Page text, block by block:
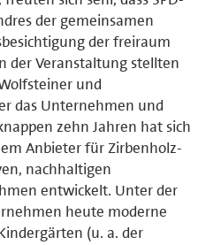
der gemeinsamen
der freiraum
der Veranstaltung stellten
und
das Unternehmen und
zehn Jahren hat sich
Anbieter für Zirbenholz-
nachhaltigen
entwickelt. Unter der
heute moderne
(u. a. der